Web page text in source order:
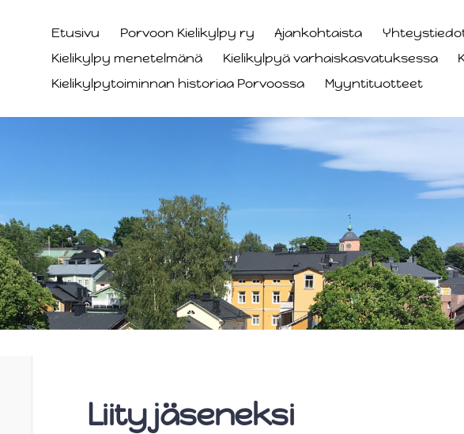
Etusivu Porvoon Kielikylpy ry Ajankohtaista
Kielikylpy menetelmänä
Kielikylpyä varhaiskasvatuksessa
Kielikylpytoiminnan historiaa Porvoossa
Myyntituotteet
Liity jäseneksi